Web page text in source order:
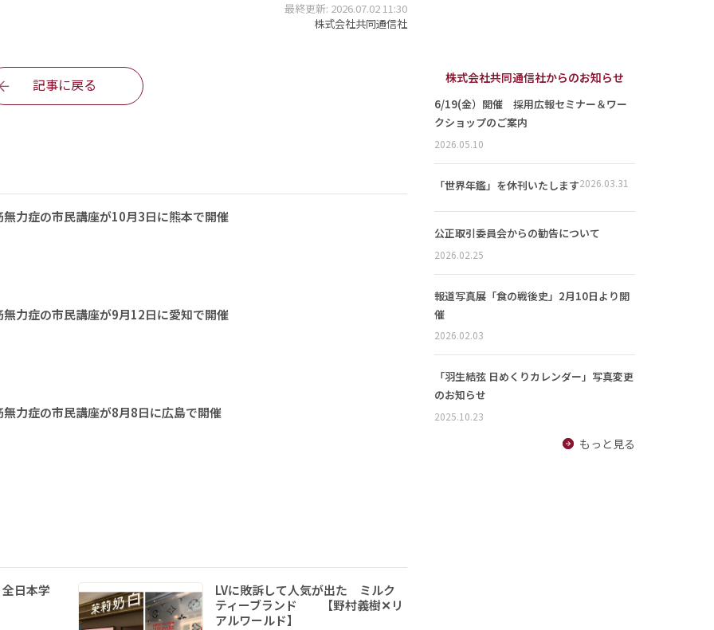
最終更新: 2026.07.02 11:30
株式会社共同通信社
記事に戻る
力症の市民講座が10月3日に熊本で開催
力症の市民講座が9月12日に愛知で開催
力症の市民講座が8月8日に広島で開催
日本学
LVに敗訴して人気が出た ミルク
ティーブランド 【野村義樹✕リ
アルワールド】
株式会社共同通信社からのお知らせ
6/19(金）開催 採用広報セミナー＆ワー
クショップのご案内
2026.05.10
「世界年鑑」を休刊いたします2026.03.31
公正取引委員会からの勧告について
2026.02.25
報道写真展「食の戦後史」2月10日より開
催
2026.02.03
「羽生結弦 日めくりカレンダー」写真変更
のお知らせ
2025.10.23
もっと見る